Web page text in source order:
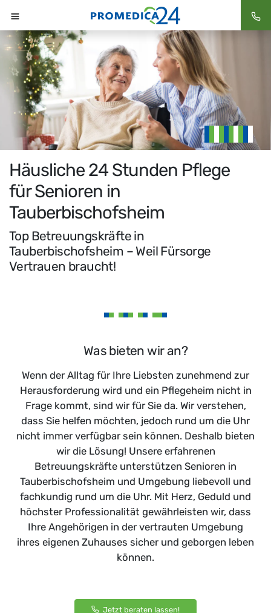
Häusliche 24 Stunden Pflege
für Senioren in
Tauberbischofsheim
Top Betreuungskräfte in
Tauberbischofsheim – Weil Fürsorge
Vertrauen braucht!
Was bieten wir an?
Wenn der Alltag für Ihre Liebsten zunehmend zur
Herausforderung wird und ein Pflegeheim nicht in
Frage kommt, sind wir für Sie da. Wir verstehen,
dass Sie helfen möchten, jedoch rund um die Uhr
nicht immer verfügbar sein können. Deshalb bieten
wir die Lösung! Unsere erfahrenen
Betreuungskräfte unterstützen Senioren in
Tauberbischofsheim und Umgebung liebevoll und
fachkundig rund um die Uhr. Mit Herz, Geduld und
höchster Professionalität gewährleisten wir, dass
Ihre Angehörigen in der vertrauten Umgebung
ihres eigenen Zuhauses sicher und geborgen leben
können.
Jetzt beraten lassen!